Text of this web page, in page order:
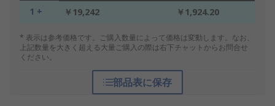
1 + ￥19,242 ￥1,924.20
* 表示は参考価格です。ご購入数量によって価格は変動します。なお、
上記数量を大きく超える大量ご購入の際は右下チャットからお問合せ
ください。
部品表に保存